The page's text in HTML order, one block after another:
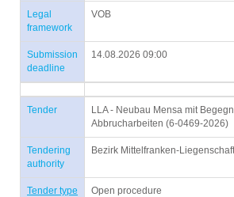
Legal
framework
VOB
Submission
deadline
14.08.2026 09:00
Tender
LLA - Neubau Mensa mit
Abbrucharbeiten (6-0469-2026)
Tendering
authority
Bezirk Mittelfranken-
Tender type Open procedure